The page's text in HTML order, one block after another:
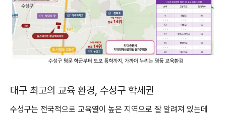
대구 최고의 교육 환경, 수성구 학세권
수성구는 전국적으로 교육열이 높은 지역으로 잘 알려져 있는데